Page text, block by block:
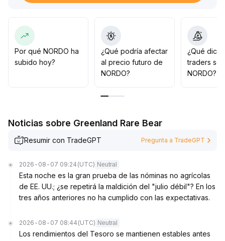
observar, no aumentar la exposición a menos que el
precio supere claramente el máximo del rango o rompa
el soporte (se recomienda referirse a los máximos y
mínimos del último mes y ajustar dinámicamente según
el activo subyacente), seguir estrictamente las
monitorear cuidadosamente la relación entre volumen y
falsas y riesgos de alta volatilidad.
Por qué NORDO ha
subido hoy?
¿Qué podría afectar
al precio futuro de
NORDO?
¿Qué
traders
NORDO?
Noticias sobre Greenland Rare Bear
Resumir con TradeGPT Pregunta a TradeGPT
2026-08-07 09:24 (UTC) Neutral
Esta noche es la gran prueba de las nóminas no agrícolas
de EE. UU.; ¿se repetirá la maldición del "julio débil"? En los
tres años anteriores no ha cumplido con las expectativas.
2026-08-07 08:44 (UTC) Neutral
Los rendimientos del Tesoro se mantienen estables antes